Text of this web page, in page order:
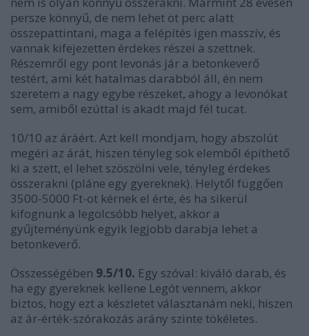
persze könnyű, de nem lehet öt perc alatt
összepattintani, maga a felépítés igen masszív, és
vannak kifejezetten érdekes részei a szettnek.
Részemről egy pont levonás jár a betonkeverő
testért, ami két hatalmas darabból áll, én nem
szeretem a nagy egybe részeket, ahogy a levonókat
sem, amiből ezúttal is akadt majd fél tucat.
10/10 az áráért. Azt kell mondjam, hogy abszolút
megéri az árát, hiszen tényleg sok elemből építhető
ki a szett, el lehet szöszölni vele, tényleg érdekes
összerakni (pláne egy gyereknek). Helytől függően
3500-5000 Ft-ot kérnek el érte, és ha sikerül
kifognunk a legolcsóbb helyet, akkor a
gyűjteményünk egyik legjobb darabja lehet a
betonkeverő.
Összességében 9.5/10. Egy szóval: kiváló darab, és
ha egy gyereknek kellene Legót vennem, akkor
biztos, hogy ezt a készletet választanám neki, hiszen
az ár-érték-szórakozás arány szinte tökéletes.